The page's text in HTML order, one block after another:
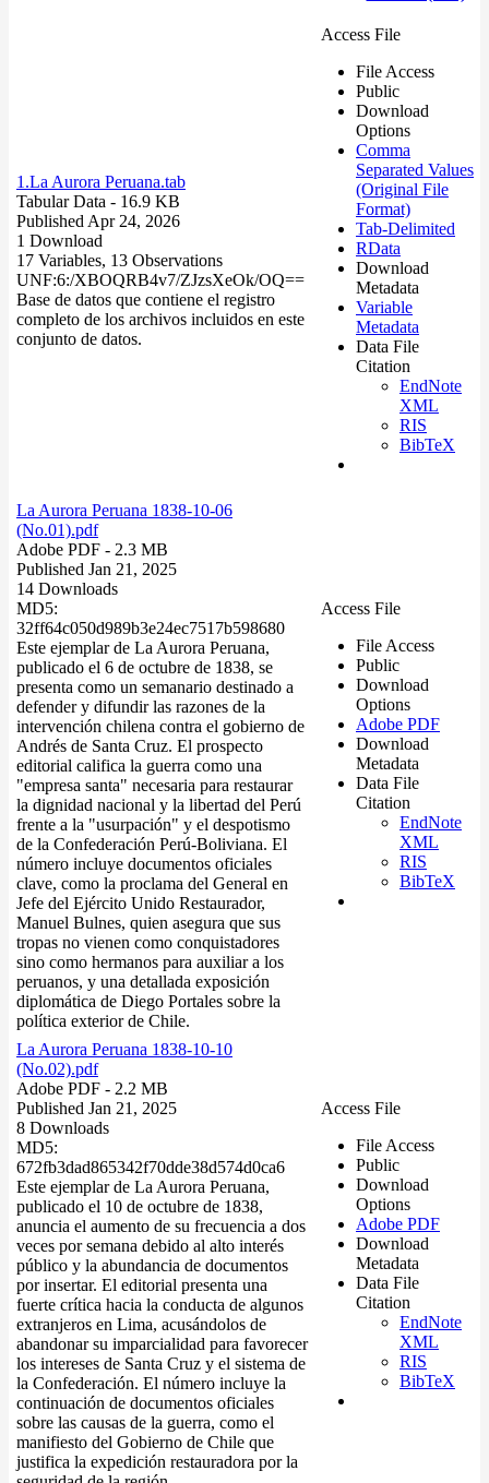
1.La Aurora Peruana.tab
Tabular Data - 16.9 KB
Published Apr 24, 2026
1 Download
17 Variables, 13 Observations
UNF:6:/XBOQRB4v7/ZJzsXeOk/OQ==
Base de datos que contiene el registro
completo de los archivos incluidos en este
conjunto de datos.
Access File
File Access
Public
Download
Options
Comma
Separated Values
(Original File
Format)
Tab-Delimited
RData
Download
Metadata
Variable
Metadata
Data File
Citation
EndNote
XML
RIS
BibTeX
La Aurora Peruana 1838-10-06
(No.01).pdf
Adobe PDF - 2.3 MB
Published Jan 21, 2025
14 Downloads
MD5:
32ff64c050d989b3e24ec7517b598680
Este ejemplar de La Aurora Peruana,
publicado el 6 de octubre de 1838, se
presenta como un semanario destinado a
defender y difundir las razones de la
intervención chilena contra el gobierno de
Andrés de Santa Cruz. El prospecto
editorial califica la guerra como una
"empresa santa" necesaria para restaurar
la dignidad nacional y la libertad del Perú
frente a la "usurpación" y el despotismo
de la Confederación Perú-Boliviana. El
número incluye documentos oficiales
clave, como la proclama del General en
Jefe del Ejército Unido Restaurador,
Manuel Bulnes, quien asegura que sus
tropas no vienen como conquistadores
sino como hermanos para auxiliar a los
peruanos, y una detallada exposición
diplomática de Diego Portales sobre la
política exterior de Chile.
Access File
File Access
Public
Download
Options
Adobe PDF
Download
Metadata
Data File
Citation
EndNote
XML
RIS
BibTeX
La Aurora Peruana 1838-10-10
(No.02).pdf
Adobe PDF - 2.2 MB
Published Jan 21, 2025
8 Downloads
MD5:
672fb3dad865342f70dde38d574d0ca6
Este ejemplar de La Aurora Peruana,
publicado el 10 de octubre de 1838,
anuncia el aumento de su frecuencia a dos
veces por semana debido al alto interés
público y la abundancia de documentos
por insertar. El editorial presenta una
fuerte crítica hacia la conducta de algunos
extranjeros en Lima, acusándolos de
abandonar su imparcialidad para favorecer
los intereses de Santa Cruz y el sistema de
la Confederación. El número incluye la
continuación de documentos oficiales
sobre las causas de la guerra, como el
manifiesto del Gobierno de Chile que
justifica la expedición restauradora por la
Access File
File Access
Public
Download
Options
Adobe PDF
Download
Metadata
Data File
Citation
EndNote
XML
RIS
BibTeX